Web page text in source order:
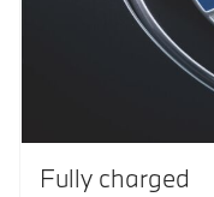
Fully charged